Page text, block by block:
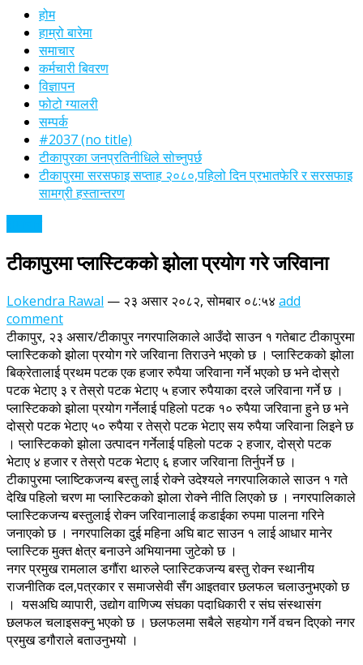
होम
हाम्रो बारेमा
समाचार
कर्मचारी बिवरण
विज्ञापन
फोटो ग्यालरी
सम्पर्क
#2037 (no title)
टीकापुरका जनप्रतिनीधिले सोच्नुपर्छ
टीकापुरमा सरसफाइ सप्ताह २०८०,पहिलो दिन प्रभातफेरि र सरसफाइ
सामग्री हस्तान्तरण
टीकापुरमा प्लास्टिकको झोला प्रयोग गरे जरिवाना
Lokendra Rawal — २३ असार २०८२, सोमबार ०८:५४ add
comment
टीकापुर, २३ असार/टीकापुर नगरपालिकाले आउँदो साउन १ गतेबाट टीकापुरमा
प्लास्टिकको झोला प्रयोग गरे जरिवाना तिराउने भएको छ । प्लास्टिकको झोला
बिक्रेतालाई प्रथम पटक एक हजार रुपैया जरिवाना गर्ने भएको छ भने दोस्रो
पटक भेटाए ३ र तेस्रो पटक भेटाए ५ हजार रुपैयाका दरले जरिवाना गर्ने छ ।
प्लास्टिकको झोला प्रयोग गर्नेलाई पहिलो पटक १० रुपैया जरिवाना हुने छ भने
दोस्रो पटक भेटाए ५० रुपैया र तेस्रो पटक भेटाए सय रुपैया जरिवाना लिइने छ
। प्लास्टिकको झोला उत्पादन गर्नेलाई पहिलो पटक २ हजार, दोस्रो पटक
भेटाए ४ हजार र तेस्रो पटक भेटाए ६ हजार जरिवाना तिर्नुपर्ने छ ।
टीकापुरमा प्लाष्टिकजन्य बस्तु लाई रोक्ने उदेश्यले नगरपालिकाले साउन १ गते
देखि पहिलो चरण मा प्लास्टिकको झोला रोक्ने नीति लिएको छ । नगरपालिकाले
प्लास्टिकजन्य बस्तुलाई रोक्न जरिवानालाई कडाईका रुपमा पालना गरिने
जनाएको छ । नगरपालिका दुई महिना अघि बाट साउन १ लाई आधार मानेर
प्लास्टिक मुक्त क्षेत्र बनाउने अभियानमा जुटेको छ ।
नगर प्रमुख रामलाल डगौंरा थारुले प्लास्टिकजन्य बस्तु रोक्न स्थानीय
राजनीतिक दल,पत्रकार र समाजसेवी सँग आइतवार छलफल चलाउनुभएको छ
। यसअघि व्यापारी, उद्योग वाणिज्य संघका पदाधिकारी र संघ संस्थासंग
छलफल चलाइसक्नु भएको छ । छलफलमा सबैले सहयोग गर्ने वचन दिएको नगर
प्रमुख डगौराले बताउनुभयो ।